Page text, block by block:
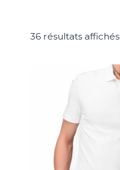
36 résultats affichés